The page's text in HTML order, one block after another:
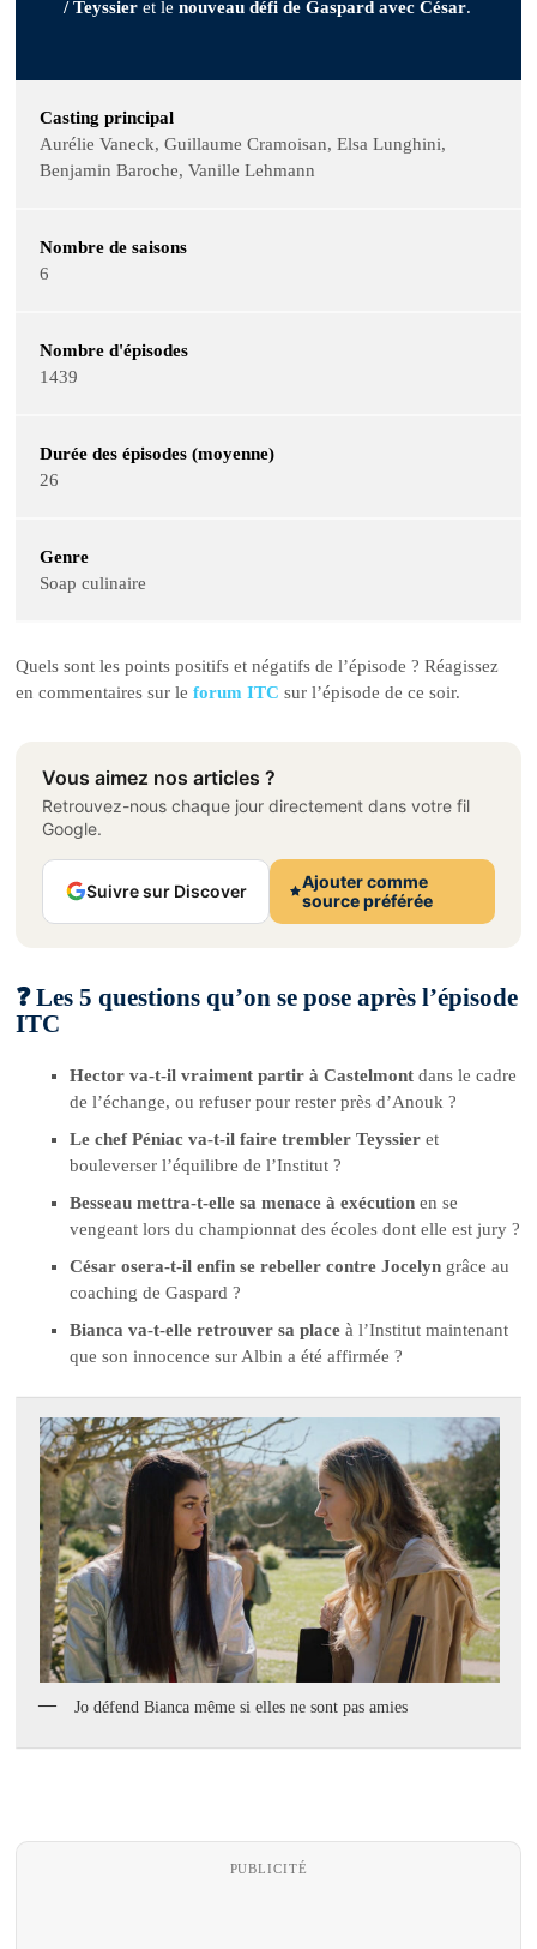
/ Teyssier et lenouveau défi de Gaspard avec César.
Casting principal
Aurélie Vaneck, Guillaume Cramoisan, Elsa Lunghini,
Benjamin Baroche, Vanille Lehmann
Nombre de saisons
6
Nombre d'épisodes
1439
Durée des épisodes (moyenne)
26
Genre
Soap culinaire
Quels sont les points positifs et négatifs de l’épisode ? Réagissez
en commentaires sur leforum ITC sur l’épisode de ce soir.
Vous aimez nos articles ?
Retrouvez-nous chaque jour directement dans votre fil
Google.
Suivre sur Discover
Ajouter comme
source préférée
❓ Les 5 questions qu’on se pose après l’épisode
ITC
Hector va-t-il vraiment partir à Castelmont dans le cadre
de l’échange, ou refuser pour rester près d’Anouk ?
Le chef Péniac va-t-il faire trembler Teyssier et
bouleverser l’équilibre de l’Institut ?
Besseau mettra-t-elle sa menace à exécution en se
vengeant lors du championnat des écoles dont elle est jury ?
César osera-t-il enfin se rebeller contre Jocelyn grâce au
coaching de Gaspard ?
Bianca va-t-elle retrouver sa place à l’Institut maintenant
que son innocence sur Albin a été affirmée ?
Jo défend Bianca même si elles ne sont pas amies
PUBLICITÉ